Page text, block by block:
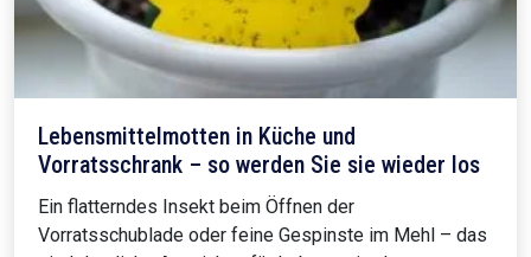
Lebensmittelmotten in Küche und
Vorratsschrank – so werden Sie sie wieder los
Ein flatterndes Insekt beim Öffnen der
Vorratsschublade oder feine Gespinste im Mehl – das